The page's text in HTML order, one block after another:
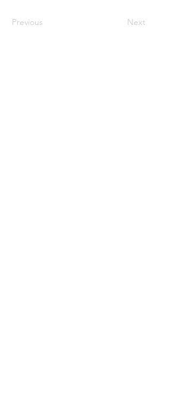
Previous Next